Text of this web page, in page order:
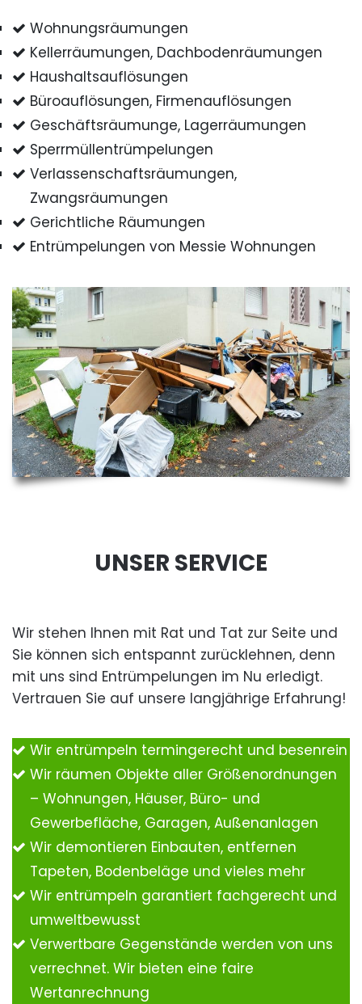
Wohnungsräumungen
Kellerräumungen, Dachbodenräumungen
Haushaltsauflösungen
Büroauflösungen, Firmenauflösungen
Geschäftsräumunge, Lagerräumungen
Sperrmüllentrümpelungen
Verlassenschaftsräumungen,
Zwangsräumungen
Gerichtliche Räumungen
Entrümpelungen von Messie Wohnungen
UNSER SERVICE
Wir stehen Ihnen mit Rat und Tat zur Seite und
Sie können sich entspannt zurücklehnen, denn
mit uns sind Entrümpelungen im Nu erledigt.
Vertrauen Sie auf unsere langjährige Erfahrung!
Wir entrümpeln termingerecht und besenrein
Wir räumen Objekte aller Größenordnungen
– Wohnungen, Häuser, Büro- und
Gewerbefläche, Garagen, Außenanlagen
Wir demontieren Einbauten, entfernen
Tapeten, Bodenbeläge und vieles mehr
Wir entrümpeln garantiert fachgerecht und
umweltbewusst
Verwertbare Gegenstände werden von uns
verrechnet. Wir bieten eine faire
Wertanrechnung